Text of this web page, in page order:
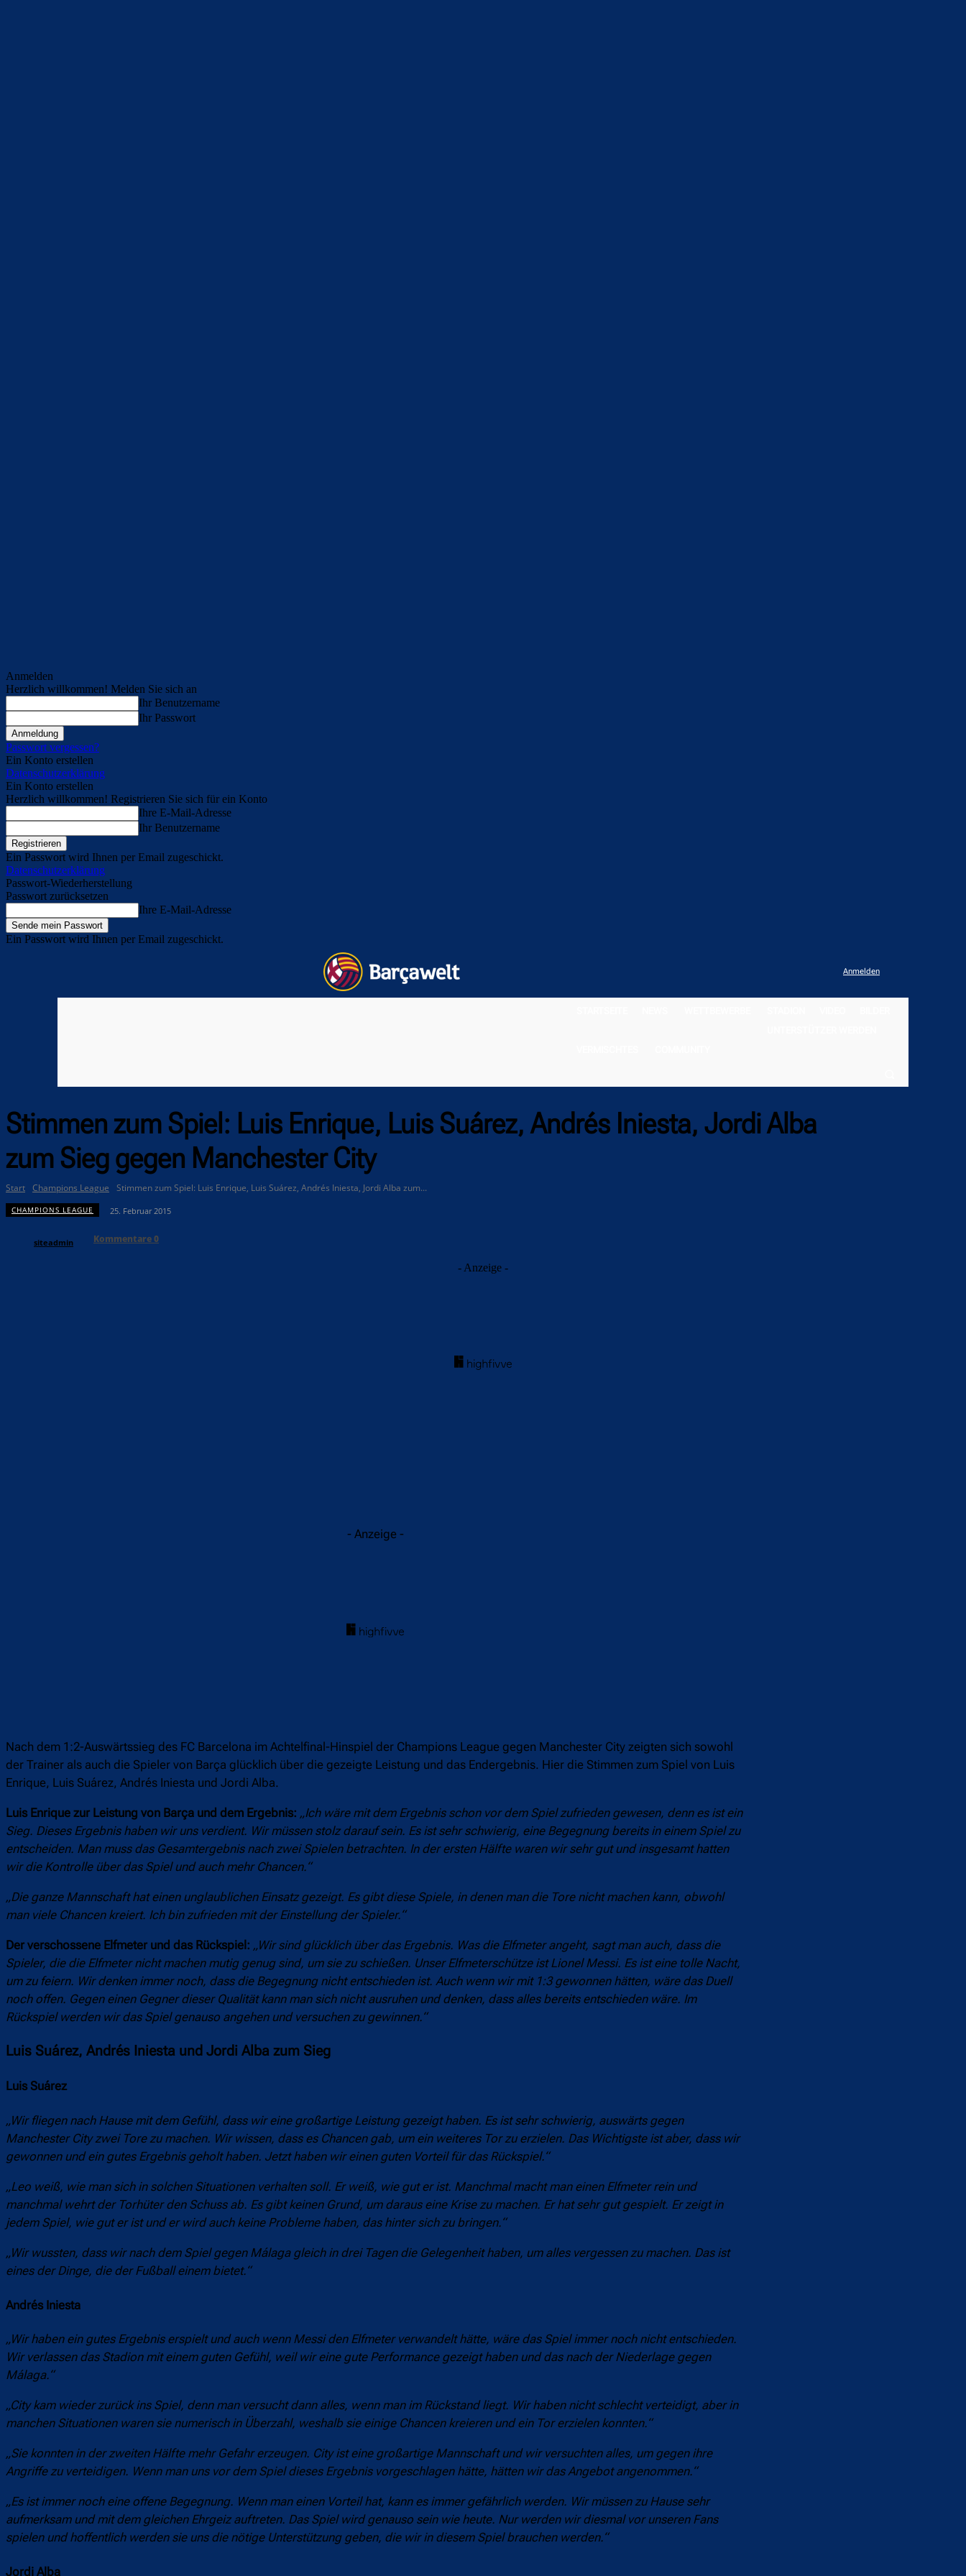
Anmelden
Herzlich willkommen! Melden Sie sich an
Ihr Benutzername
Ihr Passwort
Passwort vergessen?
Ein Konto erstellen
Datenschutzerklärung
Ein Konto erstellen
Herzlich willkommen! Registrieren Sie sich für ein Konto
Ihre E-Mail-Adresse
Ihr Benutzername
Ein Passwort wird Ihnen per Email zugeschickt.
Datenschutzerklärung
Passwort-Wiederherstellung
Passwort zurücksetzen
Ihre E-Mail-Adresse
Ein Passwort wird Ihnen per Email zugeschickt.
Anmelden
Stimmen zum Spiel: Luis Enrique, Luis Suárez, Andrés Iniesta, Jordi Alba
zum Sieg gegen Manchester City
Start Champions League Stimmen zum Spiel: Luis Enrique, Luis Suárez, Andrés Iniesta, Jordi Alba zum...
CHAMPIONS LEAGUE 25. Februar 2015
siteadmin Kommentare0
- Anzeige -
- Anzeige -
Nach dem 1:2-Auswärtssieg des FC Barcelona im Achtelfinal-Hinspiel der Champions League gegen Manchester City zeigten sich sowohl
der Trainer als auch die Spieler von Barça glücklich über die gezeigte Leistung und das Endergebnis. Hier die Stimmen zum Spiel von Luis
Enrique, Luis Suárez, Andrés Iniesta und Jordi Alba.
Luis Enrique zur Leistung von Barça und dem Ergebnis: „Ich wäre mit dem Ergebnis schon vor dem Spiel zufrieden gewesen, denn es ist ein
Sieg. Dieses Ergebnis haben wir uns verdient. Wir müssen stolz darauf sein. Es ist sehr schwierig, eine Begegnung bereits in einem Spiel zu
entscheiden. Man muss das Gesamtergebnis nach zwei Spielen betrachten. In der ersten Hälfte waren wir sehr gut und insgesamt hatten
wir die Kontrolle über das Spiel und auch mehr Chancen.“
„Die ganze Mannschaft hat einen unglaublichen Einsatz gezeigt. Es gibt diese Spiele, in denen man die Tore nicht machen kann, obwohl
man viele Chancen kreiert. Ich bin zufrieden mit der Einstellung der Spieler.“
Der verschossene Elfmeter und das Rückspiel: „Wir sind glücklich über das Ergebnis. Was die Elfmeter angeht, sagt man auch, dass die
Spieler, die die Elfmeter nicht machen mutig genug sind, um sie zu schießen. Unser Elfmeterschütze ist Lionel Messi. Es ist eine tolle Nacht,
um zu feiern. Wir denken immer noch, dass die Begegnung nicht entschieden ist. Auch wenn wir mit 1:3 gewonnen hätten, wäre das Duell
noch offen. Gegen einen Gegner dieser Qualität kann man sich nicht ausruhen und denken, dass alles bereits entschieden wäre. Im
Rückspiel werden wir das Spiel genauso angehen und versuchen zu gewinnen.“
Luis Suárez, Andrés Iniesta und Jordi Alba zum Sieg
Luis Suárez
„Wir fliegen nach Hause mit dem Gefühl, dass wir eine großartige Leistung gezeigt haben. Es ist sehr schwierig, auswärts gegen
Manchester City zwei Tore zu machen. Wir wissen, dass es Chancen gab, um ein weiteres Tor zu erzielen. Das Wichtigste ist aber, dass wir
gewonnen und ein gutes Ergebnis geholt haben. Jetzt haben wir einen guten Vorteil für das Rückspiel.“
„Leo weiß, wie man sich in solchen Situationen verhalten soll. Er weiß, wie gut er ist. Manchmal macht man einen Elfmeter rein und
manchmal wehrt der Torhüter den Schuss ab. Es gibt keinen Grund, um daraus eine Krise zu machen. Er hat sehr gut gespielt. Er zeigt in
jedem Spiel, wie gut er ist und er wird auch keine Probleme haben, das hinter sich zu bringen.“
„Wir wussten, dass wir nach dem Spiel gegen Málaga gleich in drei Tagen die Gelegenheit haben, um alles vergessen zu machen. Das ist
eines der Dinge, die der Fußball einem bietet.“
Andrés Iniesta
„Wir haben ein gutes Ergebnis erspielt und auch wenn Messi den Elfmeter verwandelt hätte, wäre das Spiel immer noch nicht entschieden.
Wir verlassen das Stadion mit einem guten Gefühl, weil wir eine gute Performance gezeigt haben und das nach der Niederlage gegen
Málaga.“
„City kam wieder zurück ins Spiel, denn man versucht dann alles, wenn man im Rückstand liegt. Wir haben nicht schlecht verteidigt, aber in
manchen Situationen waren sie numerisch in Überzahl, weshalb sie einige Chancen kreieren und ein Tor erzielen konnten.“
„Sie konnten in der zweiten Hälfte mehr Gefahr erzeugen. City ist eine großartige Mannschaft und wir versuchten alles, um gegen ihre
Angriffe zu verteidigen. Wenn man uns vor dem Spiel dieses Ergebnis vorgeschlagen hätte, hätten wir das Angebot angenommen.“
„Es ist immer noch eine offene Begegnung. Wenn man einen Vorteil hat, kann es immer gefährlich werden. Wir müssen zu Hause sehr
aufmerksam und mit dem gleichen Ehrgeiz auftreten. Das Spiel wird genauso sein wie heute. Nur werden wir diesmal vor unseren Fans
spielen und hoffentlich werden sie uns die nötige Unterstützung geben, die wir in diesem Spiel brauchen werden.“
Jordi Alba